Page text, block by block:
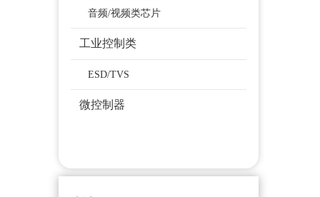
音频/视频类芯片
工业控制类
ESD/TVS
微控制器